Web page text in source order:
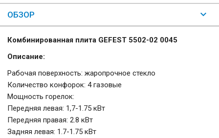
ОБЗОР
Комбинированная плита GEFEST 5502-02 0045
Описание:
Рабочая поверхность: жаропрочное стекло
Количество конфорок: 4 газовые
Мощность горелок:
Передняя левая: 1,7-1.75 кВт
Передняя правая: 2.8 кВт
Задняя левая: 1.7-1.75 кВт